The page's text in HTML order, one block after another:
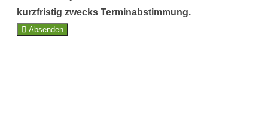
kurzfristig zwecks Terminabstimmung.
Absenden